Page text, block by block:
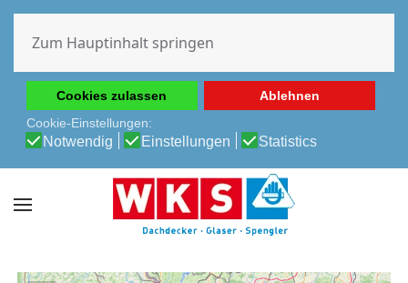
Erfahrung auf unserer Website zu ermöglichen.
Cookie-Richtlinie
Datenschutz-Bestimmungen
Cookies zulassen
Ablehnen
Cookie-Einstellungen:
Notwendig Einstellungen Statistics
Zum Hauptinhalt springen